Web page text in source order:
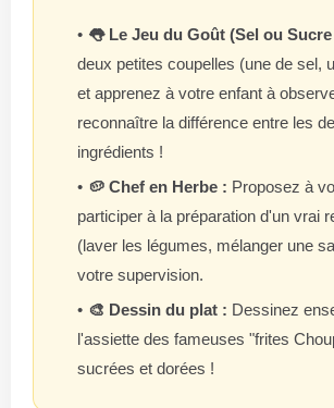
👅 Le Jeu du Goût (Sel ou
deux petites coupelles (une de sel,
et apprenez à votre enfant à
reconnaître la différence entre les
ingrédients !
🥔 Chef en Herbe : Proposez à
participer à la préparation d'un vrai
(laver les légumes, mélanger une
votre supervision.
🎨 Dessin du plat : Dessinez
l'assiette des fameuses "frites
sucrées et dorées !